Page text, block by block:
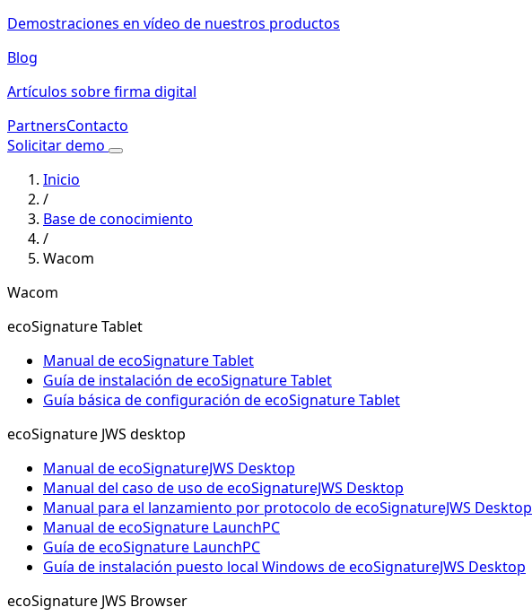
Demostraciones en vídeo de nuestros productos
Blog
Artículos sobre firma digital
PartnersContacto
Solicitar demo
Inicio
/
Base de conocimiento
/
Wacom
Wacom
ecoSignature Tablet
Manual de ecoSignature Tablet
Guía de instalación de ecoSignature Tablet
Guía básica de configuración de ecoSignature Tablet
ecoSignature JWS desktop
Manual de ecoSignatureJWS Desktop
Manual del caso de uso de ecoSignatureJWS Desktop
Manual para el lanzamiento por protocolo de ecoSignatureJWS Desktop
Manual de ecoSignature LaunchPC
Guía de ecoSignature LaunchPC
Guía de instalación puesto local Windows de ecoSignatureJWS Desktop
ecoSignature JWS Browser